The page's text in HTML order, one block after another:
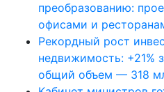
преобразованию:
офисами и
Рекордный рост
недвижимость: +21%
общий объем — 318